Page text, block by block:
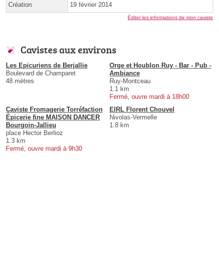
Création 19 février 2014
Éditer les informations de mon caviste
Cavistes aux environs
Les Epicuriens de Berjallie
Boulevard de Champaret
48 mètres
Orge et Houblon Ruy - Bar - Pub -
Ambiance
Ruy-Montceau
1.1 km
Fermé, ouvre mardi à 18h00
Caviste Fromagerie Torréfaction
Épicerie fine MAISON DANCER
Bourgoin-Jallieu
place Hector Berlioz
1.3 km
Fermé, ouvre mardi à 9h30
EIRL Florent Chouvel
Nivolas-Vermelle
1.8 km